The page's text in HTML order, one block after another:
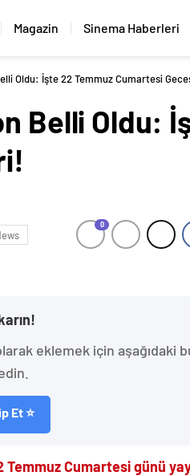
Magazin Sinema Haberleri
Oldu: İşte 22 Temmuz Cumartesi
Belli Oldu:
0
eklemek için aşağıdaki
Et ⭐
Cumartesi günü